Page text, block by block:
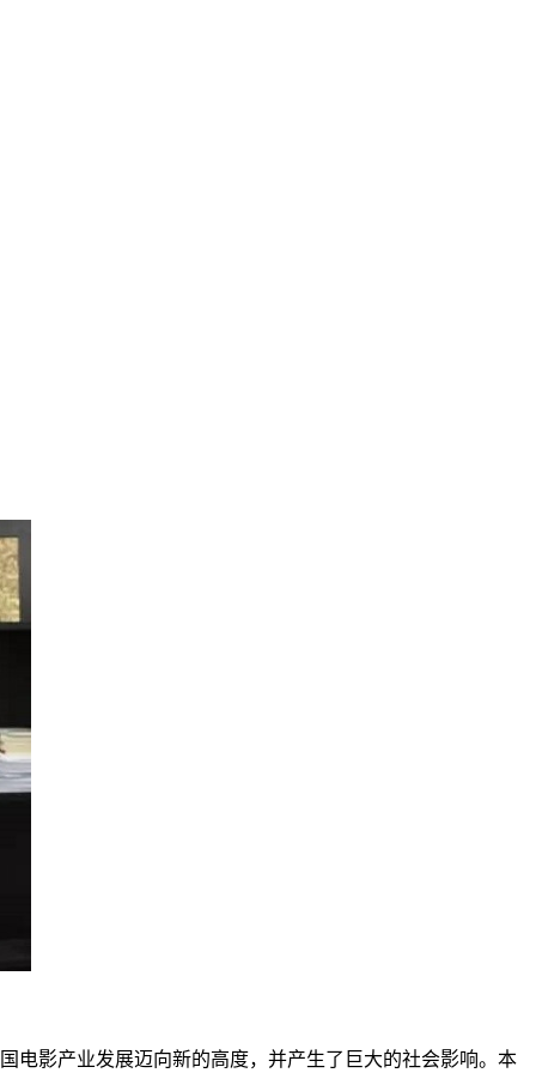
电影产业发展迈向新的高度，并产生了巨大的社会影响。本